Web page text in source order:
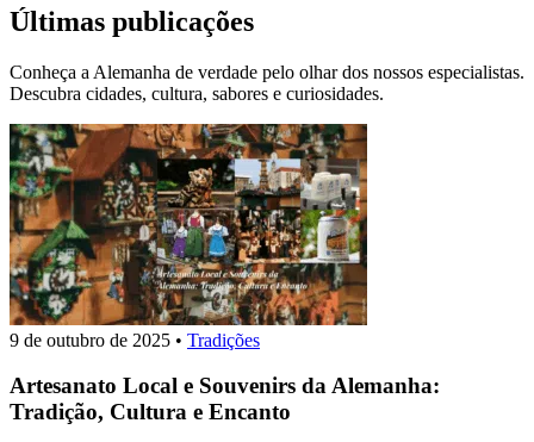
Últimas publicações
Conheça a Alemanha de verdade pelo olhar dos nossos especialistas.
Descubra cidades, cultura, sabores e curiosidades.
9 de outubro de 2025 • Tradições
Artesanato Local e Souvenirs da Alemanha:
Tradição, Cultura e Encanto